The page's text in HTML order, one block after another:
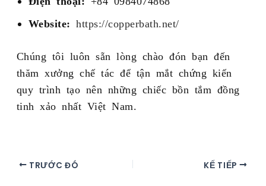
Website: https://copperbath.net/
Chúng tôi luôn sẵn lòng chào đón bạn đến
thăm xưởng chế tác để tận mắt chứng kiến
quy trình tạo nên những chiếc bồn tắm đồng
tinh xảo nhất Việt Nam.
TRƯỚC ĐÓ KẾ TIẾP